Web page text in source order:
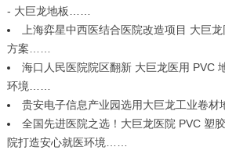
- 大巨龙地板……
上海弈星中西医结合医院改造项目 大巨
方案……
海口人民医院院区翻新 大巨龙医用 PVC
环境……
贵安电子信息产业园选用大巨龙工业卷
全国先进医院之选！大巨龙医院 PVC 塑
院打造安心就医环境……